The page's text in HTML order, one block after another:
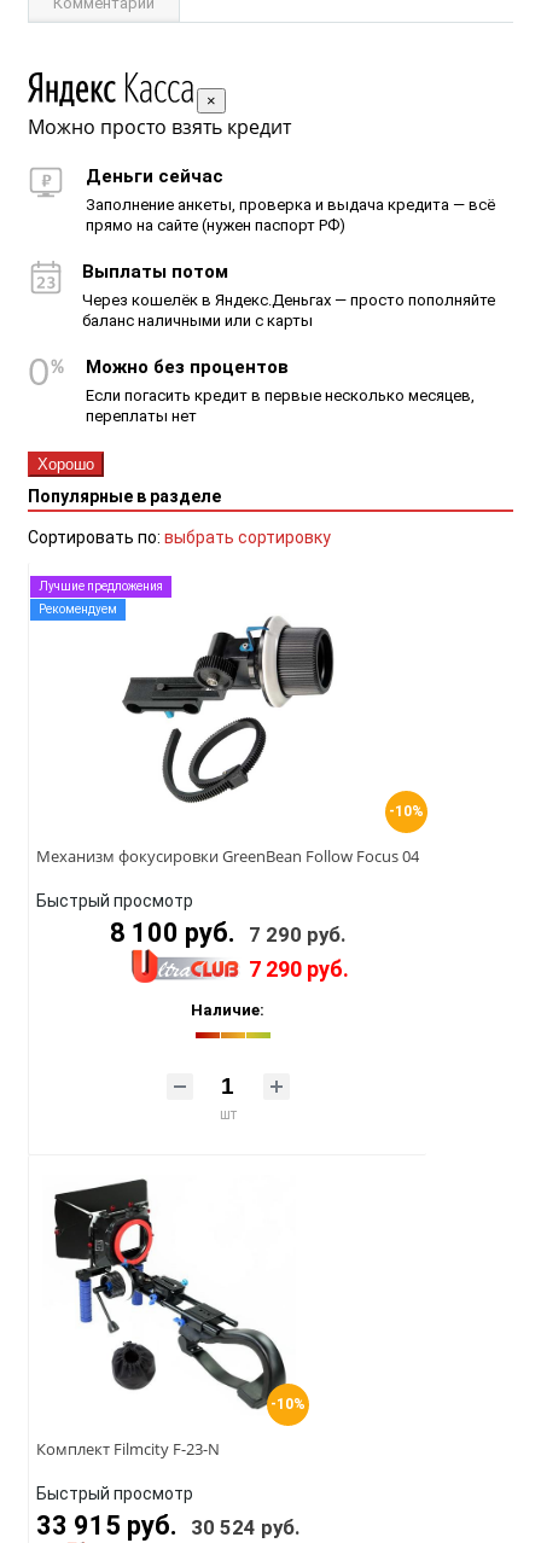
×
Можно просто взять кредит
Деньги сейчас
Заполнение анкеты, проверка и выдача кредита — всё
прямо на сайте (нужен паспорт РФ)
Выплаты потом
Через кошелёк в Яндекс.Деньгах — просто пополняйте
баланс наличными или с карты
Можно без процентов
Если погасить кредит в первые несколько месяцев,
переплаты нет
Хорошо
Популярные в разделе
Сортировать по: выбрать сортировку
-10%
Лучшие предложения
Рекомендуем
Механизм фокусировки GreenBean Follow Focus 04
Быстрый просмотр
8 100 руб. 7 290 руб.
7 290 руб.
Наличие:
шт
-10%
Комплект Filmcity F-23-N
Быстрый просмотр
33 915 руб. 30 524 руб.